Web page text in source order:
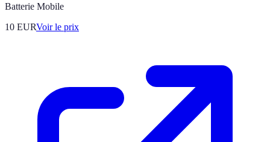
Batterie Mobile
10 EURVoir le prix